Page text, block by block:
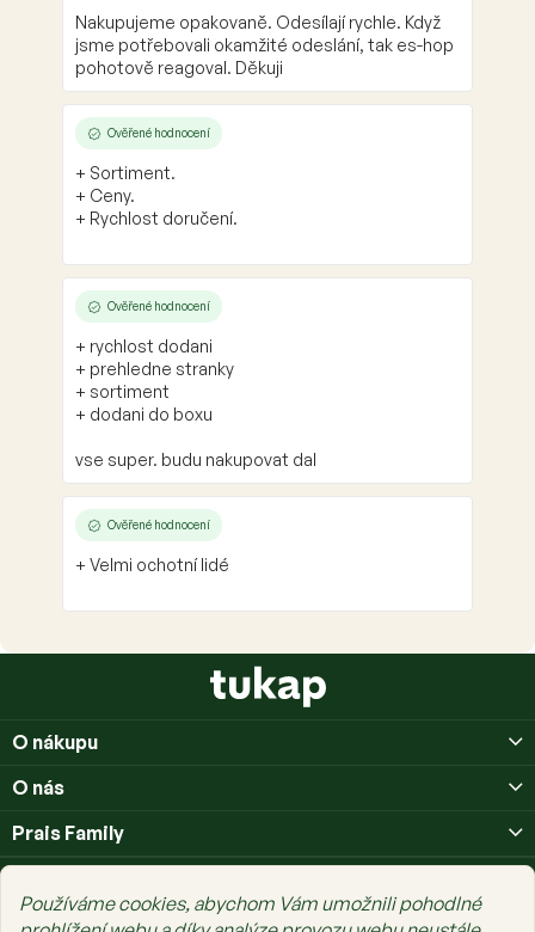
Používáme cookies, abychom Vám umožnili pohodlné
Nakupujeme opakovaně. Odesílají rychle. Když
jsme potřebovali okamžité odeslání, tak es-hop
pohotově reagoval. Děkuji
Ověřené hodnocení
+ Sortiment.
+ Ceny.
+ Rychlost doručení.
Ověřené hodnocení
+ rychlost dodani
+ prehledne stranky
+ sortiment
+ dodani do boxu
vse super. budu nakupovat dal
Ověřené hodnocení
+ Velmi ochotní lidé
O nákupu
O nás
Prais Family